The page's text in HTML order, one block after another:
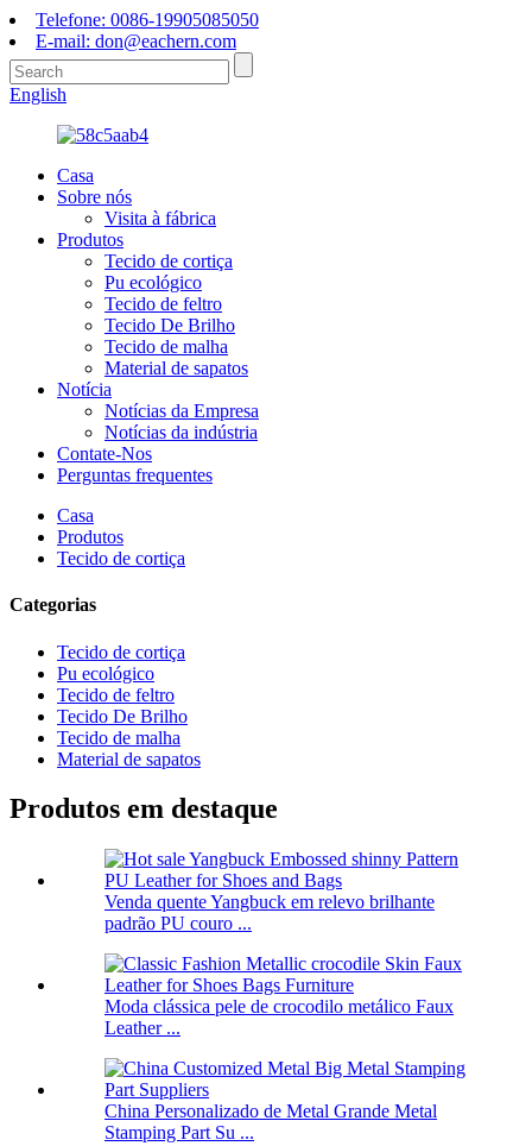
Telefone: 0086-19905085050
E-mail: don@eachern.com
English
Casa
Sobre nós
Visita à fábrica
Produtos
Tecido de cortiça
Pu ecológico
Tecido de feltro
Tecido De Brilho
Tecido de malha
Material de sapatos
Notícia
Notícias da Empresa
Notícias da indústria
Contate-Nos
Perguntas frequentes
Casa
Produtos
Tecido de cortiça
Categorias
Tecido de cortiça
Pu ecológico
Tecido de feltro
Tecido De Brilho
Tecido de malha
Material de sapatos
Produtos em destaque
Venda quente Yangbuck em relevo brilhante
padrão PU couro ...
Moda clássica pele de crocodilo metálico Faux
Leather ...
China Personalizado de Metal Grande Metal
Stamping Part Su ...